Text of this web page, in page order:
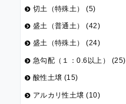
切土（特殊土） (5)
盛土（普通土） (42)
盛土（特殊土） (24)
急勾配（１：0.6以上） (25)
酸性土壌 (15)
アルカリ性土壌 (10)